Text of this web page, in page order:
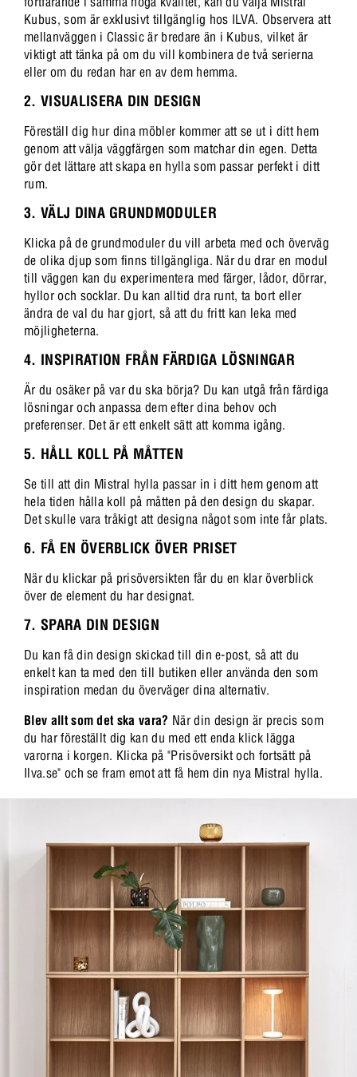
Kubus, som är exklusivt tillgänglig hos ILVA. Observera att
mellanväggen i Classic är bredare än i Kubus, vilket är
viktigt att tänka på om du vill kombinera de två serierna
eller om du redan har en av dem hemma.
2. VISUALISERA DIN DESIGN
Föreställ dig hur dina möbler kommer att se ut i ditt hem
genom att välja väggfärgen som matchar din egen. Detta
gör det lättare att skapa en hylla som passar perfekt i ditt
rum.
3. VÄLJ DINA GRUNDMODULER
Klicka på de grundmoduler du vill arbeta med och överväg
de olika djup som finns tillgängliga. När du drar en modul
till väggen kan du experimentera med färger, lådor, dörrar,
hyllor och socklar. Du kan alltid dra runt, ta bort eller
ändra de val du har gjort, så att du fritt kan leka med
möjligheterna.
4. INSPIRATION FRÅN FÄRDIGA LÖSNINGAR
Är du osäker på var du ska börja? Du kan utgå från färdiga
lösningar och anpassa dem efter dina behov och
preferenser. Det är ett enkelt sätt att komma igång.
5. HÅLL KOLL PÅ MÅTTEN
Se till att din Mistral hylla passar in i ditt hem genom att
hela tiden hålla koll på måtten på den design du skapar.
Det skulle vara tråkigt att designa något som inte får plats.
6. FÅ EN ÖVERBLICK ÖVER PRISET
När du klickar på prisöversikten får du en klar överblick
över de element du har designat.
7. SPARA DIN DESIGN
Du kan få din design skickad till din e-post, så att du
enkelt kan ta med den till butiken eller använda den som
inspiration medan du överväger dina alternativ.
Blev allt som det ska vara? När din design är precis som
du har föreställt dig kan du med ett enda klick lägga
varorna i korgen. Klicka på "Prisöversikt och fortsätt på
Ilva.se" och se fram emot att få hem din nya Mistral hylla.